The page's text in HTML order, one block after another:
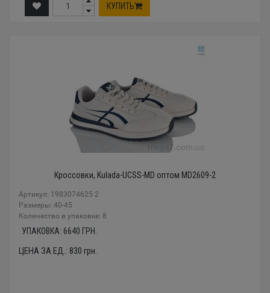
КУПИТЬ
Кроссовки, Kulada-UCSS-MD оптом MD2609-2
Артикул: 1983074625 2
Размеры: 40-45
Количество в упаковке: 8
УПАКОВКА: 6640 ГРН.
ЦЕНА ЗА ЕД.: 830 грн.